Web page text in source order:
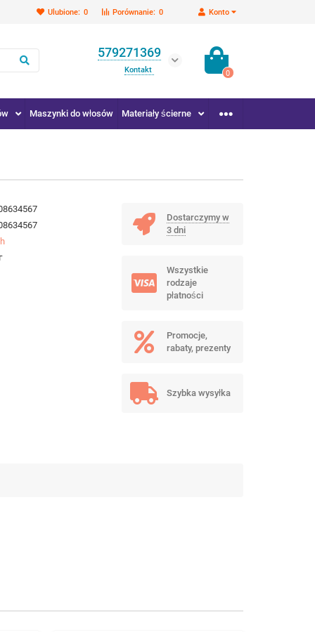
Konto
Porównanie: 0
Ulubione: 0
579271369
Kontakt 0
Maszynki do włosów Materiały ścierne
Dostarczymy w
3 dni
Wszystkie
rodzaje
płatności
Promocje,
rabaty, prezenty
Szybka wysyłka